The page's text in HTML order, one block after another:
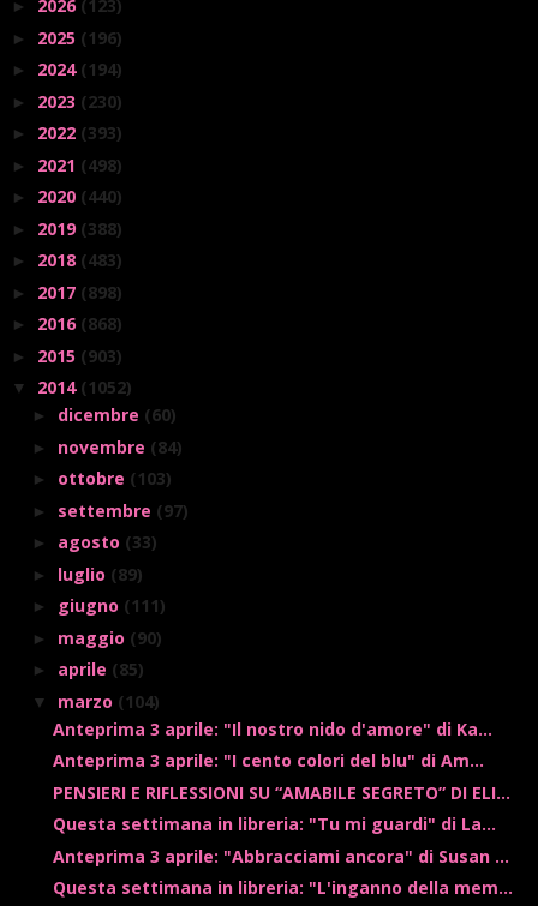
► 2026 (123)
► 2025 (196)
► 2024 (194)
► 2023 (230)
► 2022 (393)
► 2021 (498)
► 2020 (440)
► 2019 (388)
► 2018 (483)
► 2017 (898)
► 2016 (868)
► 2015 (903)
▼ 2014 (1052)
► dicembre (60)
► novembre (84)
► ottobre (103)
► settembre (97)
► agosto (33)
► luglio (89)
► giugno (111)
► maggio (90)
► aprile (85)
▼ marzo (104)
Anteprima 3 aprile: "Il nostro nido d'amore" di Ka...
Anteprima 3 aprile: "I cento colori del blu" di Am...
PENSIERI E RIFLESSIONI SU “AMABILE SEGRETO” DI ELI...
Questa settimana in libreria: "Tu mi guardi" di La...
Anteprima 3 aprile: "Abbracciami ancora" di Susan ...
Questa settimana in libreria: "L'inganno della mem...